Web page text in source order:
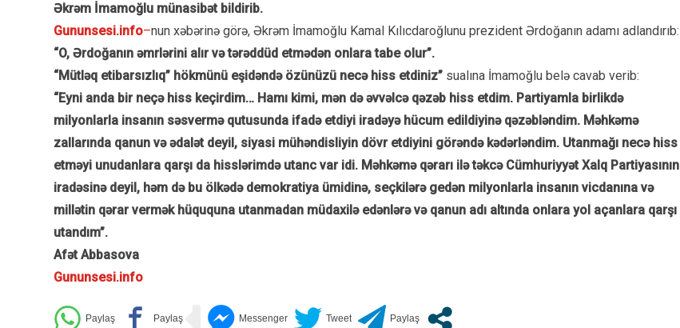
Əkrəm İmamoğlu münasibət bildirib.
Gununsesi.info–nun xəbərinə görə, Əkrəm İmamoğlu Kamal Kılıcdaroğlunu prezident Ərdoğanın adamı adlandırıb:
“O, Ərdoğanın əmrlərini alır və tərəddüd etmədən onlara tabe olur”.
“Mütləq etibarsızlıq” hökmünü eşidəndə özünüzü necə hiss etdiniz” sualına İmamoğlu belə cavab verib:
“Eyni anda bir neçə hiss keçirdim… Hamı kimi, mən də əvvəlcə qəzəb hiss etdim. Partiyamla birlikdə
milyonlarla insanın səsvermə qutusunda ifadə etdiyi iradəyə hücum edildiyinə qəzəbləndim. Məhkəmə
zallarında qanun və ədalət deyil, siyasi mühəndisliyin dövr etdiyini görəndə kədərləndim. Utanmağı necə hiss
etməyi unudanlara qarşı da hisslərimdə utanc var idi. Məhkəmə qərarı ilə təkcə Cümhuriyyət Xalq Partiyasının
iradəsinə deyil, həm də bu ölkədə demokratiya ümidinə, seçkilərə gedən milyonlarla insanın vicdanına və
millətin qərar vermək hüququna utanmadan müdaxilə edənlərə və qanun adı altında onlara yol açanlara qarşı
utandım”.
Afət Abbasova
Gununsesi.info